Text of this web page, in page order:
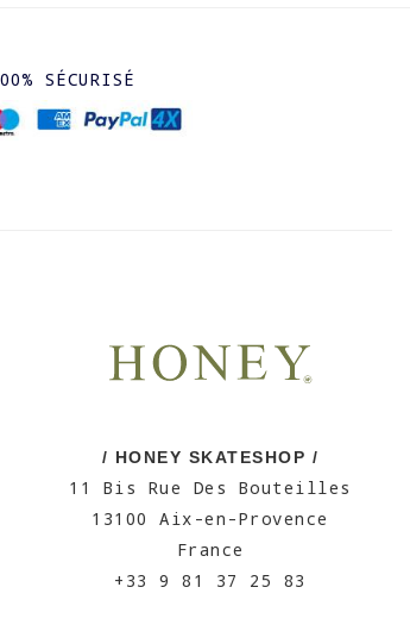
SÉCURISÉ
/ HONEY SKATESHOP /
11 Bis Rue Des Bouteilles
13100 Aix-en-Provence
France
+33 9 81 37 25 83